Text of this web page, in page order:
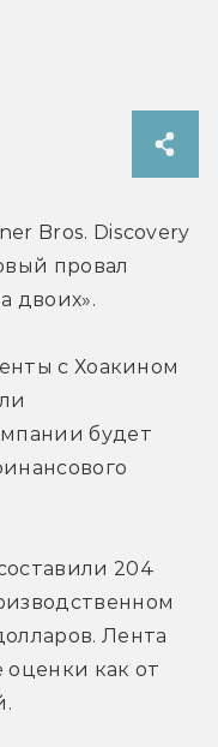
Bros. Discovery
провал
двоих».
с Хоакином
будет
204
Лента
оценки как от